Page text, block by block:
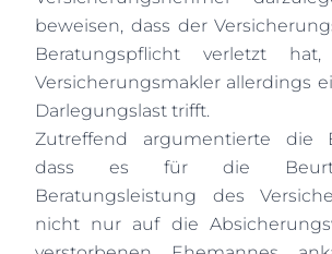
beweisen, dass der
Beratungspflicht verletzt
Versicherungsmakler allerdings
Darlegungslast trifft.
Zutreffend argumentierte die
dass es für die
Beratungsleistung des
nicht nur auf die